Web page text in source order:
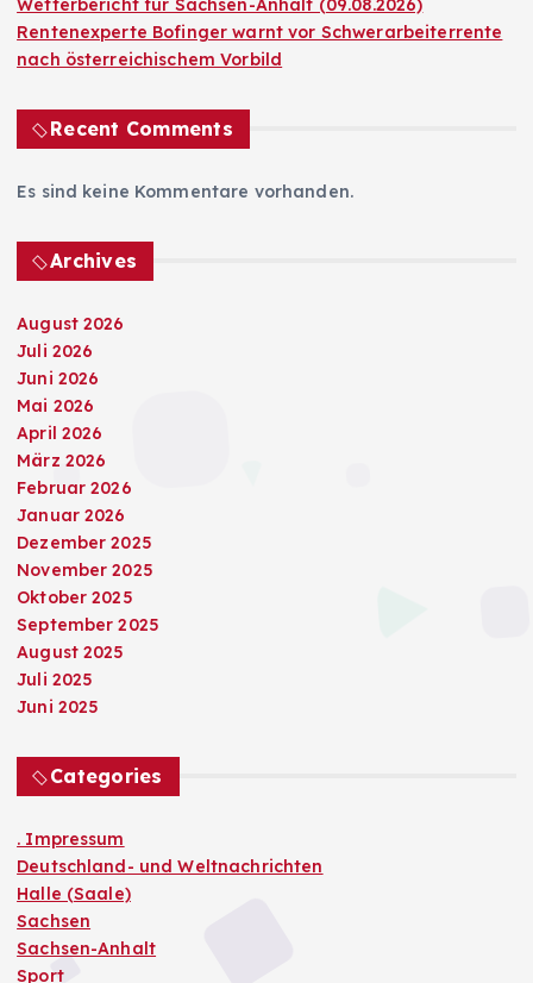
Wetterbericht für Sachsen-Anhalt (09.08.2026)
Rentenexperte Bofinger warnt vor Schwerarbeiterrente
nach österreichischem Vorbild
Recent Comments
Es sind keine Kommentare vorhanden.
Archives
August 2026
Juli 2026
Juni 2026
Mai 2026
April 2026
März 2026
Februar 2026
Januar 2026
Dezember 2025
November 2025
Oktober 2025
September 2025
August 2025
Juli 2025
Juni 2025
Categories
. Impressum
Deutschland- und Weltnachrichten
Halle (Saale)
Sachsen
Sachsen-Anhalt
Sport